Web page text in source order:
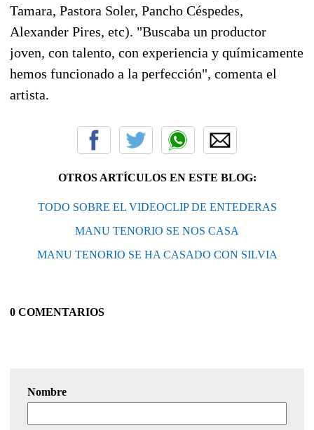
Tamara, Pastora Soler, Pancho Céspedes,
Alexander Pires, etc). "Buscaba un productor
joven, con talento, con experiencia y químicamente
hemos funcionado a la perfección", comenta el
artista.
OTROS ARTÍCULOS EN ESTE BLOG:
TODO SOBRE EL VIDEOCLIP DE ENTEDERAS
MANU TENORIO SE NOS CASA
MANU TENORIO SE HA CASADO CON SILVIA
0 COMENTARIOS
Nombre